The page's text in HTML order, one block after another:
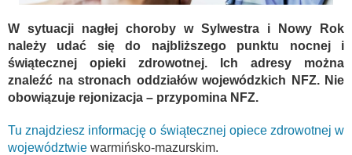
W sytuacji nagłej choroby w Sylwestra i Nowy Rok
należy udać się do najbliższego punktu nocnej i
świątecznej opieki zdrowotnej. Ich adresy można
znaleźć na stronach oddziałów wojewódzkich NFZ. Nie
obowiązuje rejonizacja – przypomina NFZ.
Tu znajdziesz informację o świątecznej opiece zdrowotnej w
województwie warmińsko-mazurskim.